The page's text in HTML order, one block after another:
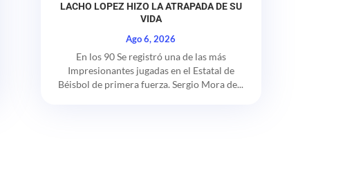
LACHO LOPEZ HIZO LA ATRAPADA DE SU
VIDA
Ago 6, 2026
En los 90 Se registró una de las más
Impresionantes jugadas en el Estatal de
Béisbol de primera fuerza. Sergio Mora de...